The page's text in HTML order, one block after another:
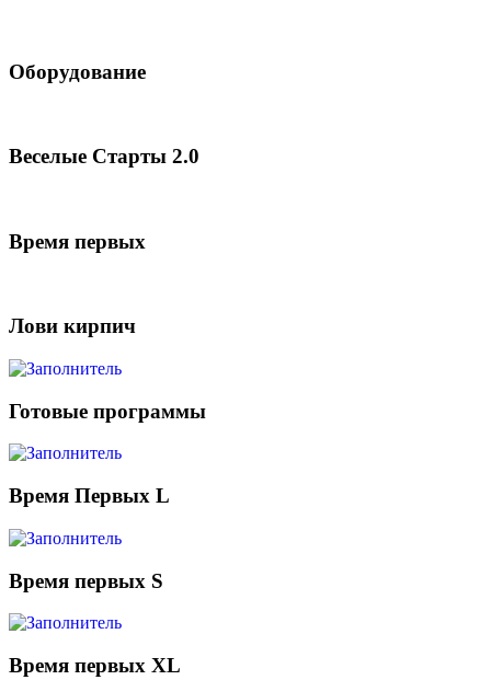
Оборудование
Веселые Старты 2.0
Время первых
Лови кирпич
Готовые программы
Время Первых L
Время первых S
Время первых XL